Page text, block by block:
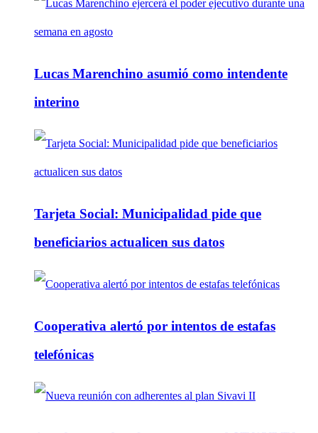
Lucas Marenchino asumió como intendente
interino
Tarjeta Social: Municipalidad pide que
beneficiarios actualicen sus datos
Cooperativa alertó por intentos de estafas
telefónicas